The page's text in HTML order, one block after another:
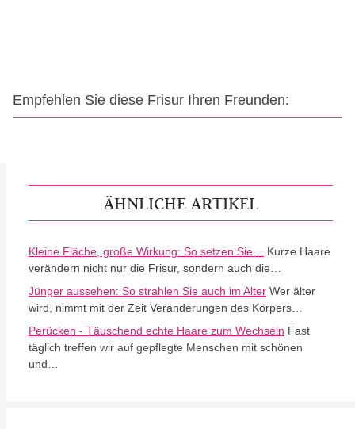
Empfehlen Sie diese Frisur Ihren Freunden:
ÄHNLICHE ARTIKEL
Kleine Fläche, große Wirkung: So setzen Sie…
Kurze Haare
verändern nicht nur die Frisur, sondern auch die…
Jünger aussehen: So strahlen Sie auch im Alter Wer älter
wird, nimmt mit der Zeit Veränderungen des Körpers…
Perücken - Täuschend echte Haare zum Wechseln Fast
täglich treffen wir auf gepflegte Menschen mit schönen
und…